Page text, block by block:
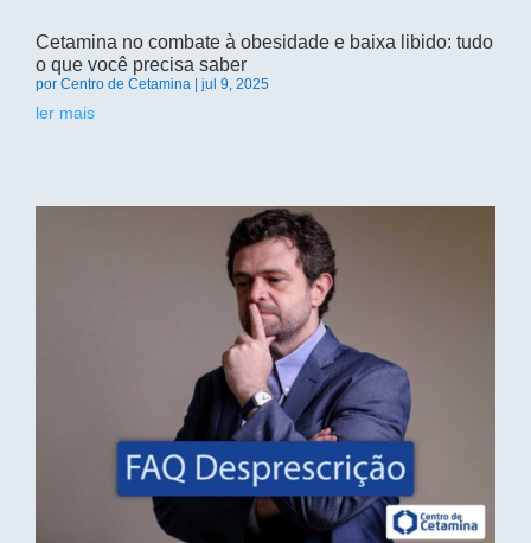
Cetamina no combate à obesidade e baixa libido: tudo
o que você precisa saber
por Centro de Cetamina jul 9, 2025
ler mais